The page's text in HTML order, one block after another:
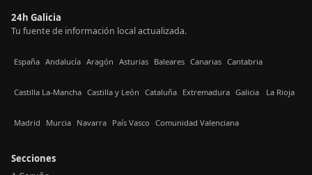
24h Galicia
Tu fuente de información local actualizada.
España Andalucía Aragón Asturias Baleares Canarias Cantabria
Castilla La-Mancha Castilla y León Cataluña Extremadura Galicia La Rioja
Madrid Murcia Navarra País Vasco Comunidad Valenciana
Secciones